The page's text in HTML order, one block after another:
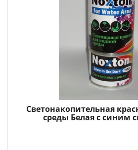
Светонакопительная
среды Белая с синим